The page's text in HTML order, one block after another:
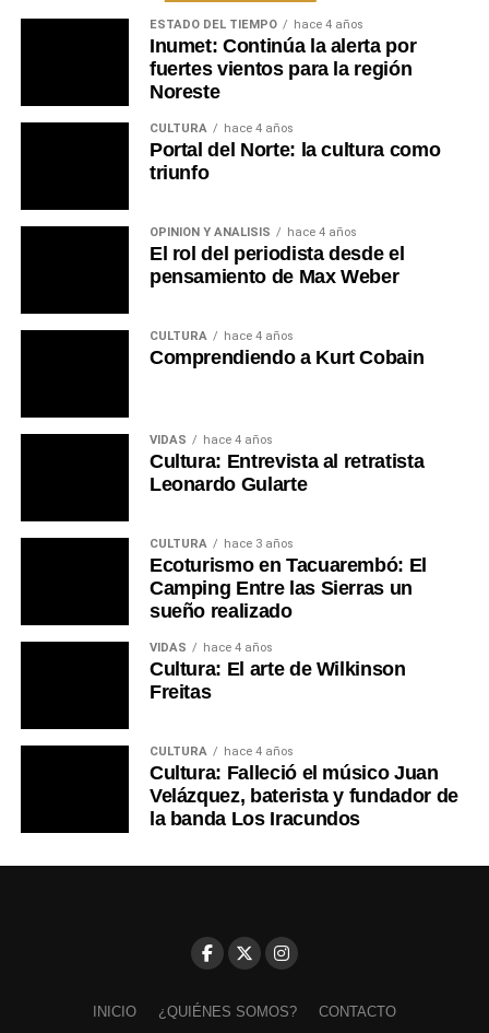
ESTADO DEL TIEMPO hace 4 años
Inumet: Continúa la alerta por
fuertes vientos para la región
Noreste
CULTURA hace 4 años
Portal del Norte: la cultura como
triunfo
OPINIÓN Y ANÁLISIS hace 4 años
El rol del periodista desde el
pensamiento de Max Weber
CULTURA hace 4 años
Comprendiendo a Kurt Cobain
VIDAS hace 4 años
Cultura: Entrevista al retratista
Leonardo Gularte
CULTURA hace 3 años
Ecoturismo en Tacuarembó: El
Camping Entre las Sierras un
sueño realizado
VIDAS hace 4 años
Cultura: El arte de Wilkinson
Freitas
CULTURA hace 4 años
Cultura: Falleció el músico Juan
Velázquez, baterista y fundador de
la banda Los Iracundos
INICIO ¿QUIÉNES SOMOS? CONTACTO